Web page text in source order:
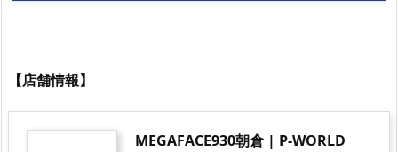
【店舗情報】
MEGAFACE930朝倉 | P-WORLD